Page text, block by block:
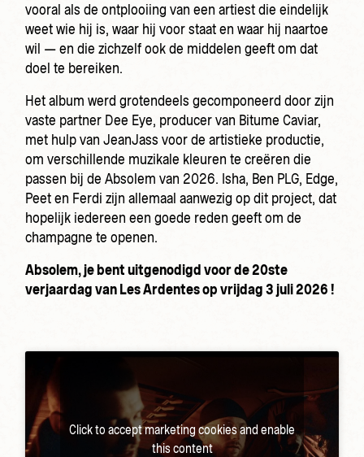
vooral als de ontplooiing van een artiest die eindelijk
weet wie hij is, waar hij voor staat en waar hij naartoe
wil — en die zichzelf ook de middelen geeft om dat
doel te bereiken.
Het album werd grotendeels gecomponeerd door zijn
vaste partner Dee Eye, producer van Bitume Caviar,
met hulp van JeanJass voor de artistieke productie,
om verschillende muzikale kleuren te creëren die
passen bij de Absolem van 2026. Isha, Ben PLG, Edge,
Peet en Ferdi zijn allemaal aanwezig op dit project, dat
hopelijk iedereen een goede reden geeft om de
champagne te openen.
Absolem, je bent uitgenodigd voor de 20ste
verjaardag van Les Ardentes op vrijdag 3 juli 2026 !
Click to accept marketing cookies and enable
this content